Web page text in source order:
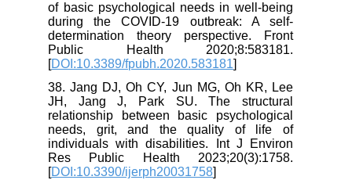
of basic psychological needs in well-being
during the COVID-19 outbreak: A self-
determination theory perspective. Front
Public Health 2020;8:583181.
[DOI:10.3389/fpubh.2020.583181
38. Jang DJ, Oh CY, Jun MG, Oh KR, Lee
JH, Jang J, Park SU. The structural
relationship between basic psychological
needs, grit, and the quality of life of
individuals with disabilities. Int J Environ
Res Public Health 2023;20(3):1758.
[DOI:10.3390/ijerph20031758